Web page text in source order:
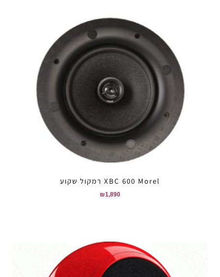
XBC 600 Morel רמקול שקוע
₪1,890